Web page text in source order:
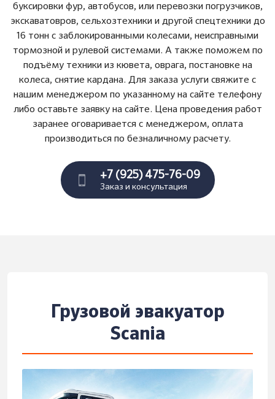
буксировки фур, автобусов, или перевозки погрузчиков,
экскаватовров, сельхозтехники и другой спецтехники до
16 тонн с заблокированными колесами, неисправными
тормозной и рулевой системами. А также поможем по
подъёму техники из кювета, оврага, постановке на
колеса, снятие кардана. Для заказа услуги свяжите с
нашим менеджером по указанному на сайте телефону
либо оставьте заявку на сайте. Цена проведения работ
заранее оговаривается с менеджером, оплата
производиться по безналичному расчету.
+7 (925) 475-76-09
Заказ и консультация
Грузовой эвакуатор
Scania